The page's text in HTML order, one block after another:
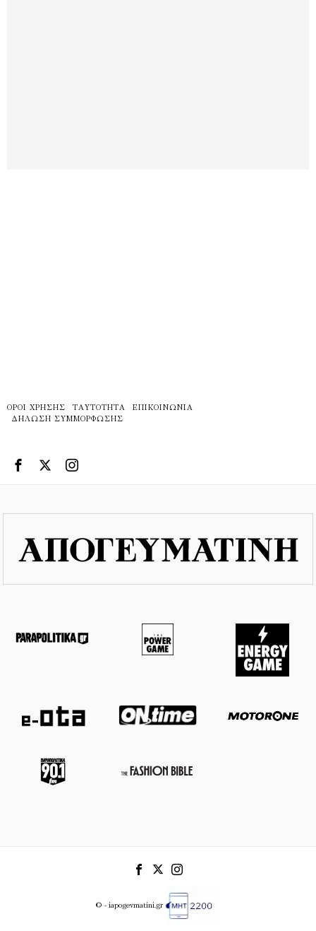
ΌΡΟΙ ΧΡΉΣΗΣ ΤΑΥΤΌΤΗΤΑ
ΕΠΙΚΟΙΝΩΝΊΑ
ΔΉΛΩΣΗ ΣΥΜΜΌΡΦΩΣΗΣ
© - iapogevmatini.gr